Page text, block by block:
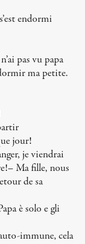
endormi
pas vu papa
ma petite.
jour!
je viendrai
Ma fille, nous
de sa
è solo e gli
immune, cela